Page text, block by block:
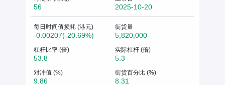
56 2025-10-20
每日时间值损耗 (港元)
-0.00207(-20.69%)
街货量
5,820,000
杠杆比率 (倍)
53.8
实际杠杆 (倍)
5.3
对冲值 (%)
9.86
街货百分比 (%)
8.31